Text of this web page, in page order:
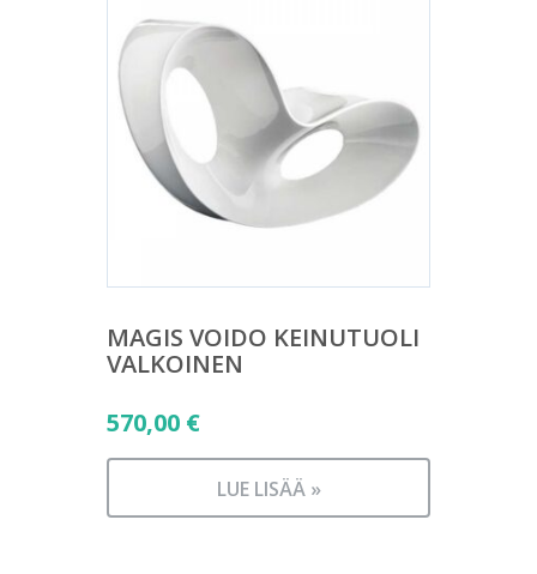
MAGIS VOIDO KEINUTUOLI
VALKOINEN
570,00 €
LUE LISÄÄ »